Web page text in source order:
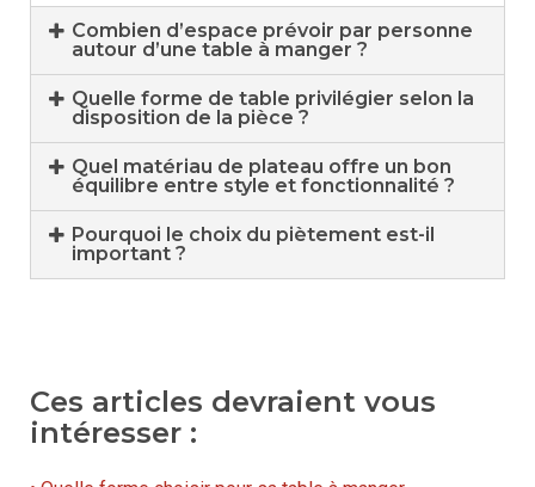
Combien d’espace prévoir par personne
autour d’une table à manger ?
Quelle forme de table privilégier selon la
disposition de la pièce ?
Quel matériau de plateau offre un bon
équilibre entre style et fonctionnalité ?
Pourquoi le choix du piètement est-il
important ?
Ces articles devraient vous
intéresser :